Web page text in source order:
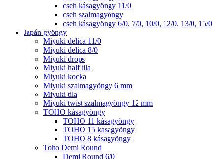
cseh kásagyöngy 11/0
cseh szalmagyöngy
cseh kásagyöngy 6/0, 7/0, 10/0, 12/0, 13/0, 15/0
Japán gyöngy
Miyuki delica 11/0
Miyuki delica 8/0
Miyuki drops
Miyuki half tila
Miyuki kocka
Miyuki szalmagyöngy 6 mm
Miyuki tila
Miyuki twist szalmagyöngy 12 mm
TOHO kásagyöngy
TOHO 11 kásagyöngy
TOHO 15 kásagyöngy
TOHO 8 kásagyöngy
Toho Demi Round
Demi Round 6/0